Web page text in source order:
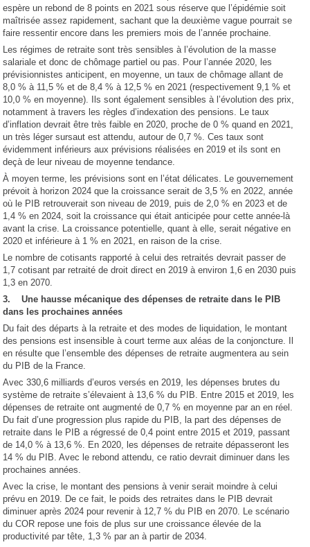
espère un rebond de 8 points en 2021 sous réserve que l’épidémie soit
maîtrisée assez rapidement, sachant que la deuxième vague pourrait se
faire ressentir encore dans les premiers mois de l’année prochaine.
Les régimes de retraite sont très sensibles à l’évolution de la masse
salariale et donc de chômage partiel ou pas. Pour l’année 2020, les
prévisionnistes anticipent, en moyenne, un taux de chômage allant de
8,0 % à 11,5 % et de 8,4 % à 12,5 % en 2021 (respectivement 9,1 % et
10,0 % en moyenne). Ils sont également sensibles à l’évolution des prix,
notamment à travers les règles d’indexation des pensions. Le taux
d’inflation devrait être très faible en 2020, proche de 0 % quand en 2021,
un très léger sursaut est attendu, autour de 0,7 %. Ces taux sont
évidemment inférieurs aux prévisions réalisées en 2019 et ils sont en
deçà de leur niveau de moyenne tendance.
À moyen terme, les prévisions sont en l’état délicates. Le gouvernement
prévoit à horizon 2024 que la croissance serait de 3,5 % en 2022, année
où le PIB retrouverait son niveau de 2019, puis de 2,0 % en 2023 et de
1,4 % en 2024, soit la croissance qui était anticipée pour cette année-là
avant la crise. La croissance potentielle, quant à elle, serait négative en
2020 et inférieure à 1 % en 2021, en raison de la crise.
Le nombre de cotisants rapporté à celui des retraités devrait passer de
1,7 cotisant par retraité de droit direct en 2019 à environ 1,6 en 2030 puis
1,3 en 2070.
3. Une hausse mécanique des dépenses de retraite dans le PIB
dans les prochaines années
Du fait des départs à la retraite et des modes de liquidation, le montant
des pensions est insensible à court terme aux aléas de la conjoncture. Il
en résulte que l’ensemble des dépenses de retraite augmentera au sein
du PIB de la France.
Avec 330,6 milliards d’euros versés en 2019, les dépenses brutes du
système de retraite s’élevaient à 13,6 % du PIB. Entre 2015 et 2019, les
dépenses de retraite ont augmenté de 0,7 % en moyenne par an en réel.
Du fait d’une progression plus rapide du PIB, la part des dépenses de
retraite dans le PIB a régressé de 0,4 point entre 2015 et 2019, passant
de 14,0 % à 13,6 %. En 2020, les dépenses de retraite dépasseront les
14 % du PIB. Avec le rebond attendu, ce ratio devrait diminuer dans les
prochaines années.
Avec la crise, le montant des pensions à venir serait moindre à celui
prévu en 2019. De ce fait, le poids des retraites dans le PIB devrait
diminuer après 2024 pour revenir à 12,7 % du PIB en 2070. Le scénario
du COR repose une fois de plus sur une croissance élevée de la
productivité par tête, 1,3 % par an à partir de 2034.